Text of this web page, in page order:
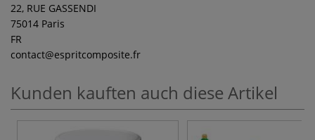
22, RUE GASSENDI
75014 Paris
FR
contact@espritcomposite.fr
Kunden kauften auch diese Artikel